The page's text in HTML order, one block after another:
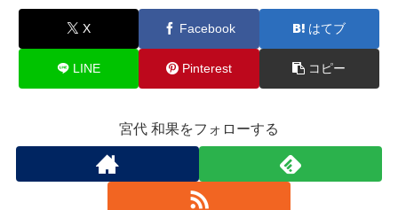
X Facebook はてブ
LINE Pinterest コピー
宮代 和果をフォローする